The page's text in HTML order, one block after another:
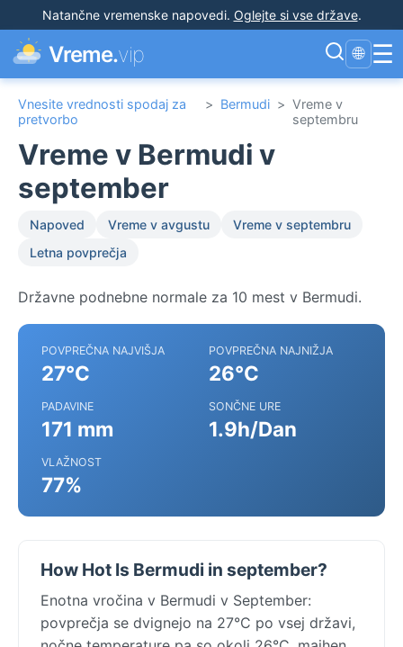
Natančne vremenske napovedi. Oglejte si vse države.
Vreme.vip 🌐 ☰
Vnesite vrednosti spodaj za
pretvorbo
> Bermudi > Vreme v
septembru
Vreme v Bermudi v
september
Napoved Vreme v avgustu
Vreme v septembru
Letna povprečja
Državne podnebne normale za 10 mest v Bermudi.
POVPREČNA NAJVIŠJA
27°C
POVPREČNA NAJNIŽJA
26°C
PADAVINE
171 mm
SONČNE URE
1.9h/Dan
VLAŽNOST
77%
How Hot Is Bermudi in september?
Enotna vročina v Bermudi v September:
povprečja se dvignejo na 27°C po vsej državi,